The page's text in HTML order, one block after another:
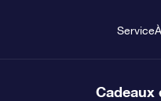
Service
Cadeaux